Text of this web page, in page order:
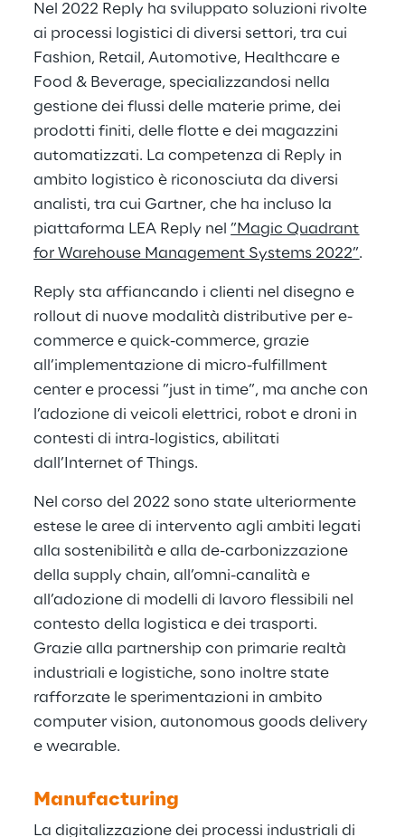
Nel 2022 Reply ha sviluppato soluzioni rivolte
ai processi logistici di diversi settori, tra cui
Fashion, Retail, Automotive, Healthcare e
Food & Beverage, specializzandosi nella
gestione dei flussi delle materie prime, dei
prodotti finiti, delle flotte e dei magazzini
automatizzati. La competenza di Reply in
ambito logistico è riconosciuta da diversi
analisti, tra cui Gartner, che ha incluso la
piattaforma LEA Reply nel”Magic Quadrant
for Warehouse Management Systems 2022”.
Reply sta affiancando i clienti nel disegno e
rollout di nuove modalità distributive per e-
commerce e quick-commerce, grazie
all’implementazione di micro-fulfillment
center e processi ”just in time”, ma anche con
l’adozione di veicoli elettrici, robot e droni in
contesti di intra-logistics, abilitati
dall’Internet of Things.
Nel corso del 2022 sono state ulteriormente
estese le aree di intervento agli ambiti legati
alla sostenibilità e alla de-carbonizzazione
della supply chain, all’omni-canalità e
all’adozione di modelli di lavoro flessibili nel
contesto della logistica e dei trasporti.
Grazie alla partnership con primarie realtà
industriali e logistiche, sono inoltre state
rafforzate le sperimentazioni in ambito
computer vision, autonomous goods delivery
e wearable.
Manufacturing
La digitalizzazione dei processi industriali di